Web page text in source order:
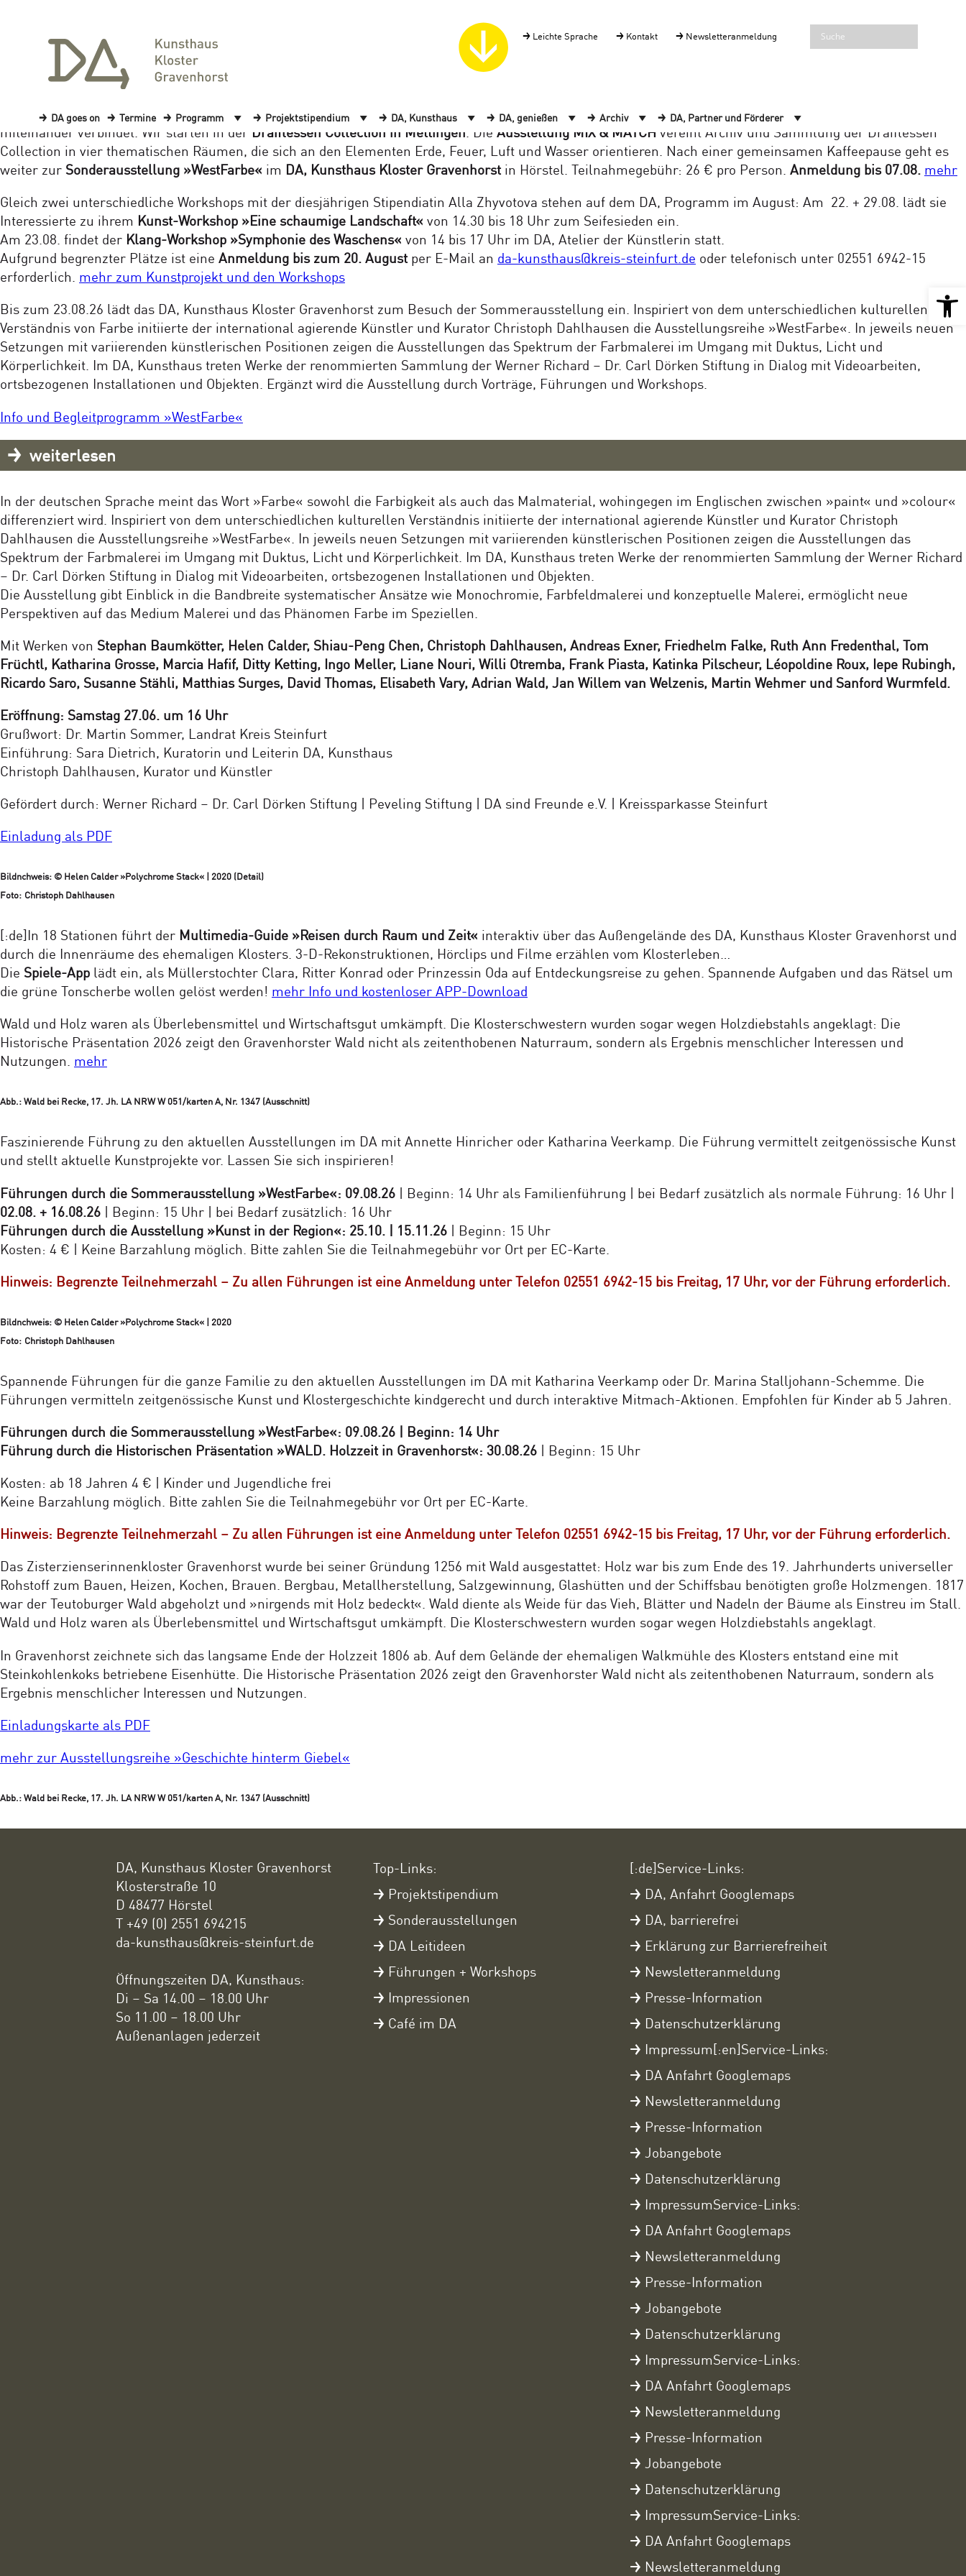
Leichte Sprache Kontakt Newsletteranmeldung
DA goes on Termine Programm Projektstipendium DA, Kunsthaus DA, genießen Archiv DA, Partner und Förderer
+++ Die Sommer-Highlights im DA +++
Alle Ausstellungen, Führungen und Veranstaltungen im DA, Kunsthaus Kloster Gravenhorst auf einen Klick!
Jetzt schnell sein: Noch wenige Plätze frei! Erleben Sie am 13.8. oder 14.8. einen besonderen Kunstnachmittag, der zwei faszinierende Ausstellungsorte
miteinander verbindet. Wir starten in der Draiflessen Collection in Mettingen . Die Ausstellung MIX & MATCH vereint Archiv und Sammlung der Draiflessen
Collection in vier thematischen Räumen, die sich an den Elementen Erde, Feuer, Luft und Wasser orientieren. Nach einer gemeinsamen Kaffeepause geht es
weiter zur Sonderausstellung »WestFarbe« im DA, Kunsthaus Kloster Gravenhorst in Hörstel. Teilnahmegebühr: 26 € pro Person. Anmeldung bis 07.08. mehr
Gleich zwei unterschiedliche Workshops mit der diesjährigen Stipendiatin Alla Zhyvotova stehen auf dem DA, Programm im August: Am 22. + 29.08. lädt sie
Interessierte zu ihrem Kunst-Workshop »Eine schaumige Landschaft« von 14.30 bis 18 Uhr zum Seifesieden ein.
Am 23.08. findet der Klang-Workshop »Symphonie des Waschens« von 14 bis 17 Uhr im DA, Atelier der Künstlerin statt.
Aufgrund begrenzter Plätze ist eine Anmeldung bis zum 20. August per E-Mail an da-kunsthaus@kreis-steinfurt.de oder telefonisch unter 02551 6942-15
erforderlich. mehr zum Kunstprojekt und den Workshops
Bis zum 23.08.26 lädt das DA, Kunsthaus Kloster Gravenhorst zum Besuch der Sommerausstellung ein. Inspiriert von dem unterschiedlichen kulturellen
Verständnis von Farbe initiierte der international agierende Künstler und Kurator Christoph Dahlhausen die Ausstellungsreihe »WestFarbe«. In jeweils neuen
Setzungen mit variierenden künstlerischen Positionen zeigen die Ausstellungen das Spektrum der Farbmalerei im Umgang mit Duktus, Licht und
Körperlichkeit. Im DA, Kunsthaus treten Werke der renommierten Sammlung der Werner Richard – Dr. Carl Dörken Stiftung in Dialog mit Videoarbeiten,
ortsbezogenen Installationen und Objekten. Ergänzt wird die Ausstellung durch Vorträge, Führungen und Workshops.
Info und Begleitprogramm »WestFarbe«
weiterlesen
In der deutschen Sprache meint das Wort »Farbe« sowohl die Farbigkeit als auch das Malmaterial, wohingegen im Englischen zwischen »paint« und »colour«
differenziert wird. Inspiriert von dem unterschiedlichen kulturellen Verständnis initiierte der international agierende Künstler und Kurator Christoph
Dahlhausen die Ausstellungsreihe »WestFarbe«. In jeweils neuen Setzungen mit variierenden künstlerischen Positionen zeigen die Ausstellungen das
Spektrum der Farbmalerei im Umgang mit Duktus, Licht und Körperlichkeit. Im DA, Kunsthaus treten Werke der renommierten Sammlung der Werner Richard
– Dr. Carl Dörken Stiftung in Dialog mit Videoarbeiten, ortsbezogenen Installationen und Objekten.
Die Ausstellung gibt Einblick in die Bandbreite systematischer Ansätze wie Monochromie, Farbfeldmalerei und konzeptuelle Malerei, ermöglicht neue
Perspektiven auf das Medium Malerei und das Phänomen Farbe im Speziellen.
Mit Werken von Stephan Baumkötter, Helen Calder, Shiau-Peng Chen, Christoph Dahlhausen, Andreas Exner, Friedhelm Falke, Ruth Ann Fredenthal, Tom
Früchtl, Katharina Grosse, Marcia Hafif, Ditty Ketting, Ingo Meller, Liane Nouri, Willi Otremba, Frank Piasta, Katinka Pilscheur, Léopoldine Roux, Iepe Rubingh,
Ricardo Saro, Susanne Stähli, Matthias Surges, David Thomas, Elisabeth Vary, Adrian Wald, Jan Willem van Welzenis, Martin Wehmer und Sanford Wurmfeld.
Eröffnung: Samstag 27.06. um 16 Uhr
Grußwort: Dr. Martin Sommer, Landrat Kreis Steinfurt
Einführung: Sara Dietrich, Kuratorin und Leiterin DA, Kunsthaus
Christoph Dahlhausen, Kurator und Künstler
Gefördert durch: Werner Richard – Dr. Carl Dörken Stiftung | Peveling Stiftung | DA sind Freunde e.V. | Kreissparkasse Steinfurt
Einladung als PDF
Bildnchweis: © Helen Calder »Polychrome Stack« | 2020 (Detail)
Foto: Christoph Dahlhausen
[:de]In 18 Stationen führt der Multimedia-Guide »Reisen durch Raum und Zeit« interaktiv über das Außengelände des DA, Kunsthaus Kloster Gravenhorst und
durch die Innenräume des ehemaligen Klosters. 3-D-Rekonstruktionen, Hörclips und Filme erzählen vom Klosterleben…
Die Spiele-App lädt ein, als Müllerstochter Clara, Ritter Konrad oder Prinzessin Oda auf Entdeckungsreise zu gehen. Spannende Aufgaben und das Rätsel um
die grüne Tonscherbe wollen gelöst werden! mehr Info und kostenloser APP-Download
Wald und Holz waren als Überlebensmittel und Wirtschaftsgut umkämpft. Die Klosterschwestern wurden sogar wegen Holzdiebstahls angeklagt: Die
Historische Präsentation 2026 zeigt den Gravenhorster Wald nicht als zeitenthobenen Naturraum, sondern als Ergebnis menschlicher Interessen und
Nutzungen. mehr
Abb.: Wald bei Recke, 17. Jh. LA NRW W 051/karten A, Nr. 1347 (Ausschnitt)
Faszinierende Führung zu den aktuellen Ausstellungen im DA mit Annette Hinricher oder Katharina Veerkamp. Die Führung vermittelt zeitgenössische Kunst
und stellt aktuelle Kunstprojekte vor. Lassen Sie sich inspirieren!
Führungen durch die Sommerausstellung »WestFarbe«: 09.08.26 | Beginn: 14 Uhr als Familienführung | bei Bedarf zusätzlich als normale Führung: 16 Uhr |
02.08. + 16.08.26 | Beginn: 15 Uhr | bei Bedarf zusätzlich: 16 Uhr
Führungen durch die Ausstellung »Kunst in der Region«: 25.10. | 15.11.26 | Beginn: 15 Uhr
Kosten: 4 € | Keine Barzahlung möglich. Bitte zahlen Sie die Teilnahmegebühr vor Ort per EC-Karte.
Hinweis: Begrenzte Teilnehmerzahl – Zu allen Führungen ist eine Anmeldung unter Telefon 02551 6942-15 bis Freitag, 17 Uhr, vor der Führung erforderlich.
Bildnchweis: © Helen Calder »Polychrome Stack« | 2020
Foto: Christoph Dahlhausen
Spannende Führungen für die ganze Familie zu den aktuellen Ausstellungen im DA mit Katharina Veerkamp oder Dr. Marina Stalljohann-Schemme. Die
Führungen vermitteln zeitgenössische Kunst und Klostergeschichte kindgerecht und durch interaktive Mitmach-Aktionen. Empfohlen für Kinder ab 5 Jahren.
Führungen durch die Sommerausstellung »WestFarbe«: 09.08.26 | Beginn: 14 Uhr
Führung durch die Historischen Präsentation »WALD. Holzzeit in Gravenhorst«: 30.08.26 | Beginn: 15 Uhr
Kosten: ab 18 Jahren 4 € | Kinder und Jugendliche frei
Keine Barzahlung möglich. Bitte zahlen Sie die Teilnahmegebühr vor Ort per EC-Karte.
Hinweis: Begrenzte Teilnehmerzahl – Zu allen Führungen ist eine Anmeldung unter Telefon 02551 6942-15 bis Freitag, 17 Uhr, vor der Führung erforderlich.
Das Zisterzienserinnenkloster Gravenhorst wurde bei seiner Gründung 1256 mit Wald ausgestattet: Holz war bis zum Ende des 19. Jahrhunderts universeller
Rohstoff zum Bauen, Heizen, Kochen, Brauen. Bergbau, Metallherstellung, Salzgewinnung, Glashütten und der Schiffsbau benötigten große Holzmengen. 1817
war der Teutoburger Wald abgeholzt und »nirgends mit Holz bedeckt«. Wald diente als Weide für das Vieh, Blätter und Nadeln der Bäume als Einstreu im Stall.
Wald und Holz waren als Überlebensmittel und Wirtschaftsgut umkämpft. Die Klosterschwestern wurden sogar wegen Holzdiebstahls angeklagt.
In Gravenhorst zeichnete sich das langsame Ende der Holzzeit 1806 ab. Auf dem Gelände der ehemaligen Walkmühle des Klosters entstand eine mit
Steinkohlenkoks betriebene Eisenhütte. Die Historische Präsentation 2026 zeigt den Gravenhorster Wald nicht als zeitenthobenen Naturraum, sondern als
Ergebnis menschlicher Interessen und Nutzungen.
Einladungskarte als PDF
mehr zur Ausstellungsreihe »Geschichte hinterm Giebel«
Abb.: Wald bei Recke, 17. Jh. LA NRW W 051/karten A, Nr. 1347 (Ausschnitt)
DA, Kunsthaus Kloster Gravenhorst
Klosterstraße 10
D 48477 Hörstel
T +49 (0) 2551 694215
da-kunsthaus@kreis-steinfurt.de
Öffnungszeiten DA, Kunsthaus:
Di – Sa 14.00 – 18.00 Uhr
So 11.00 – 18.00 Uhr
Außenanlagen jederzeit
Top-Links:
Projektstipendium
Sonderausstellungen
DA Leitideen
Führungen + Workshops
Impressionen
Café im DA
[:de]Service-Links:
DA, Anfahrt Googlemaps
DA, barrierefrei
Erklärung zur Barrierefreiheit
Newsletteranmeldung
Presse-Information
Datenschutzerklärung
Impressum[:en]Service-Links:
DA Anfahrt Googlemaps
Newsletteranmeldung
Presse-Information
Jobangebote
Datenschutzerklärung
ImpressumService-Links:
DA Anfahrt Googlemaps
Newsletteranmeldung
Presse-Information
Jobangebote
Datenschutzerklärung
ImpressumService-Links:
DA Anfahrt Googlemaps
Newsletteranmeldung
Presse-Information
Jobangebote
Datenschutzerklärung
ImpressumService-Links:
DA Anfahrt Googlemaps
Newsletteranmeldung